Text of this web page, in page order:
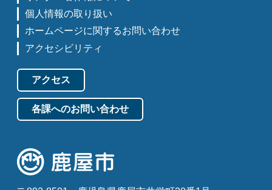
個人情報の取り扱い
ホームページに関するお問い合わせ
アクセシビリティ
アクセス
各課へのお問い合わせ